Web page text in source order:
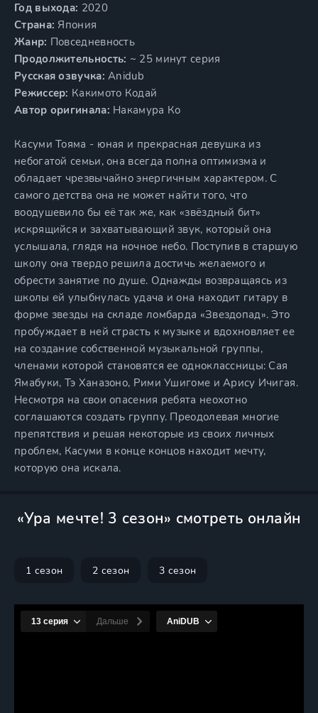
Год выхода: 2020
Страна: Япония
Жанр: Повседневность
Продолжительность: ~ 25 минут серия
Русская озвучка: Anidub
Режиссер: Какимото Кодай
Автор оригинала: Накамура Ко
Касуми Тояма - юная и прекрасная девушка из
небогатой семьи, она всегда полна оптимизма и
обладает чрезвычайно энергичным характером. С
самого детства она не может найти того, что
воодушевило бы её так же, как «звёздный бит»
искрящийся и захватывающий звук, который она
услышала, глядя на ночное небо. Поступив в старшую
школу она твердо решила достичь желаемого и
обрести занятие по душе. Однажды возвращаясь из
школы ей улыбнулась удача и она находит гитару в
форме звезды на складе ломбарда «Звездопад». Это
пробуждает в ней страсть к музыке и вдохновляет ее
на создание собственной музыкальной группы,
членами которой становятся ее одноклассницы: Сая
Ямабуки, Тэ Ханазоно, Рими Ушигоме и Арису Ичигая.
Несмотря на свои опасения ребята неохотно
соглашаются создать группу. Преодолевая многие
препятствия и решая некоторые из своих личных
проблем, Касуми в конце концов находит мечту,
которую она искала.
«Ура мечте! 3 сезон» смотреть онлайн
1 сезон 2 сезон 3 сезон